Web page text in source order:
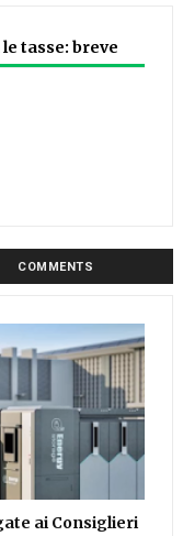
tasse: breve
COMMENTS
ai Consiglieri